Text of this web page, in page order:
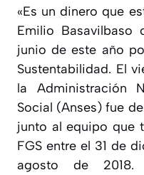
«Es un dinero que
Emilio Basavilbaso
junio de este año
Sustentabilidad. El
la Administración
Social (Anses) fue
junto al equipo que
FGS entre el 31 de
agosto de